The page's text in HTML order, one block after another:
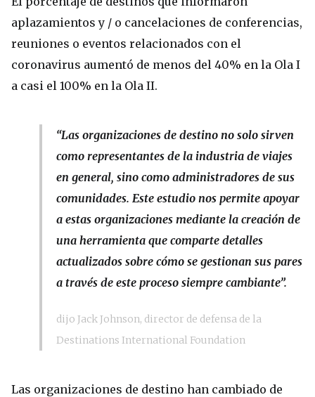
aplazamientos y / o cancelaciones de conferencias,
reuniones o eventos relacionados con el
coronavirus aumentó de menos del 40% en la Ola I
a casi el 100% en la Ola II.
“Las organizaciones de destino no solo sirven
como representantes de la industria de viajes
en general, sino como administradores de sus
comunidades. Este estudio nos permite apoyar
a estas organizaciones mediante la creación de
una herramienta que comparte detalles
actualizados sobre cómo se gestionan sus pares
a través de este proceso siempre cambiante”.
dijo Jack Johnson, director de defensa de la
Destinations International Foundation
Las organizaciones de destino han cambiado de